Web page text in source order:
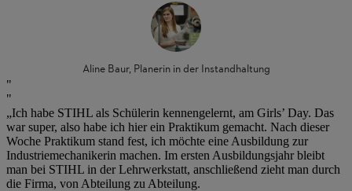
Aline Baur, Planerin in der Instandhaltung
„Ich habe STIHL als Schülerin kennengelernt, am Girls’ Day. Das
war super, also habe ich hier ein Praktikum gemacht. Nach dieser
Woche Praktikum stand fest, ich möchte eine Ausbildung zur
Industriemechanikerin machen. Im ersten Ausbildungsjahr bleibt
man bei STIHL in der Lehrwerkstatt, anschließend zieht man durch
die Firma, von Abteilung zu Abteilung.